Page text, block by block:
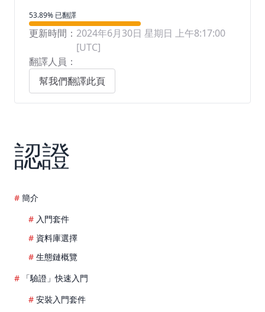
翻譯進度
53.89% 已翻譯
更新時間： 2024年6月30日 星期日 上午8:17:00
[UTC]
翻譯人員：
幫我們翻譯此頁
認證
簡介
入門套件
資料庫選擇
生態鏈概覽
「驗證」快速入門
安裝入門套件